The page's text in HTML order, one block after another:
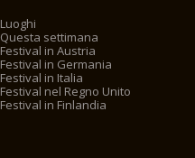
Luoghi
Questa settimana
Festival in Austria
Festival in Germania
Festival in Italia
Festival nel Regno Unito
Festival in Finlandia